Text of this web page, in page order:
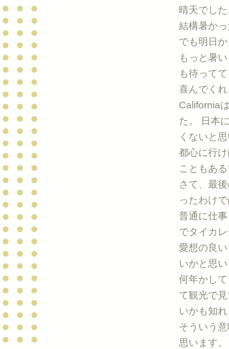
晴天でし
結構暑か
でも明日
もっと暑
も待って
喜んでく
California
た。 日本
くないと
都心に行
こともあ
さて、最
ったわけ
普通に仕
でタイカ
愛想の良
いかと思
何年かし
て観光で
いかも知
そういう
思います。